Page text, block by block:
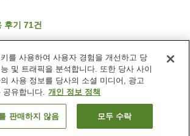
후기 71건
비스
스파 / 미용실
스장
수영장
와 온나손 팰리스 인 문 비치
객실 보기
를 사용하여 사용자 경험을 개선하고 당
및 트래픽을 분석합니다. 또한 당사 사이
사용 정보를 당사의 소셜 미디어, 광고
공유합니다. 개인 정보 정책
판매하지 않음 모두 수락